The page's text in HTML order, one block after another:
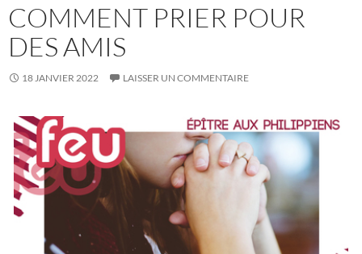
COMMENT PRIER POUR
DES AMIS
18 JANVIER 2022 LAISSER UN COMMENTAIRE